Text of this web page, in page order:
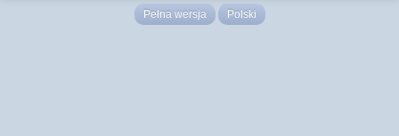
Pełna wersja Polski